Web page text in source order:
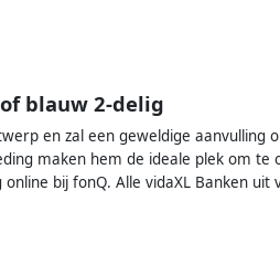
blauw 2-delig
en zal een geweldige aanvulling
maken hem de ideale plek om te
bij fonQ. Alle vidaXL Banken